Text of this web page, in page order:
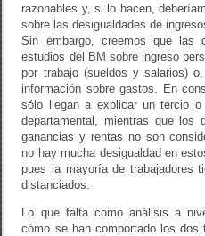
razonables y, si lo hacen,
sobre las desigualdades de
Sin embargo, creemos que las
estudios del BM sobre ingreso
por trabajo (sueldos y salarios)
información sobre gastos. En
sólo llegan a explicar un tercio
departamental, mientras que los
ganancias y rentas no son
no hay mucha desigualdad en
pues la mayoría de trabajadores
distanciados.
Lo que falta como análisis a
cómo se han comportado los dos